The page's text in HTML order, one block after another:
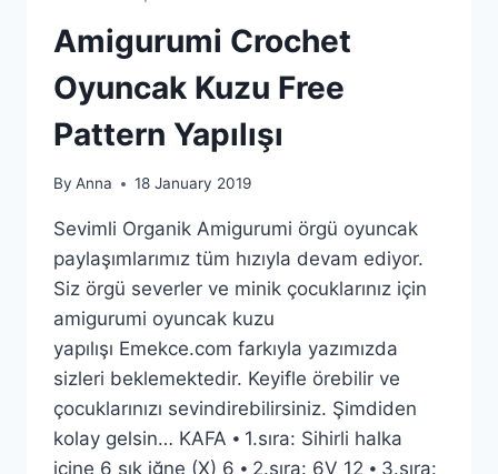
Amigurumi Crochet
Oyuncak Kuzu Free
Pattern Yapılışı
By Anna 18 January 2019
Sevimli Organik Amigurumi örgü oyuncak
paylaşımlarımız tüm hızıyla devam ediyor.
Siz örgü severler ve minik çocuklarınız için
amigurumi oyuncak kuzu
yapılışı Emekce.com farkıyla yazımızda
sizleri beklemektedir. Keyifle örebilir ve
çocuklarınızı sevindirebilirsiniz. Şimdiden
kolay gelsin… KAFA ⦁ 1.sıra: Sihirli halka
içine 6 sık iğne (X) 6 ⦁ 2.sıra: 6V 12 ⦁ 3.sıra: